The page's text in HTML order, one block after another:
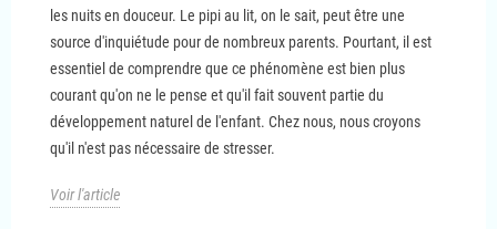
les nuits en douceur. Le pipi au lit, on le sait, peut être une
source d'inquiétude pour de nombreux parents. Pourtant, il est
essentiel de comprendre que ce phénomène est bien plus
courant qu'on ne le pense et qu'il fait souvent partie du
développement naturel de l'enfant. Chez nous, nous croyons
qu'il n'est pas nécessaire de stresser.
Voir l'article